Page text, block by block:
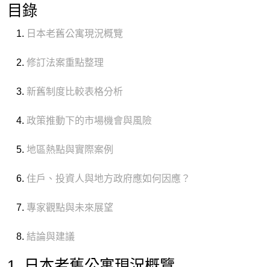
目錄
日本老舊公寓現況概覽
修訂法案重點整理
新舊制度比較表格分析
政策推動下的市場機會與風險
地區熱點與實際案例
住戶、投資人與地方政府應如何因應？
專家觀點與未來展望
結論與建議